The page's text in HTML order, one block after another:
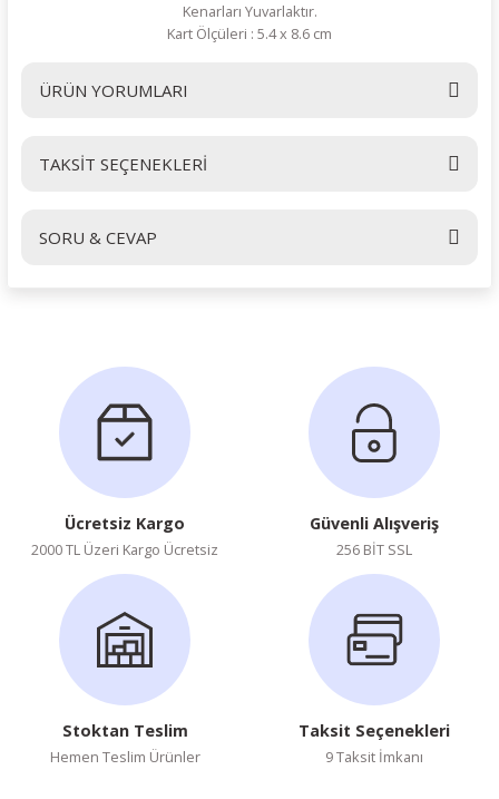
Kenarları Yuvarlaktır.
Kart Ölçüleri : 5.4 x 8.6 cm
ÜRÜN YORUMLARI
Bu ürüne ilk yorumu siz yapın!
TAKSİT SEÇENEKLERİ
SORU & CEVAP
Ücretsiz Kargo
2000 TL Üzeri Kargo Ücretsiz
Güvenli Alışveriş
256 BİT SSL
Stoktan Teslim
Hemen Teslim Ürünler
Taksit Seçenekleri
9 Taksit İmkanı